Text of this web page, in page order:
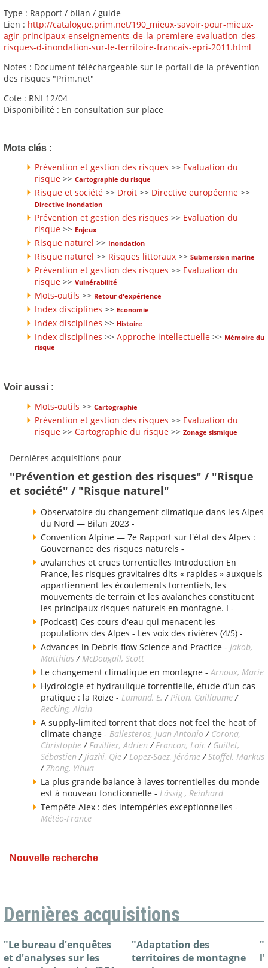
Type : Rapport / bilan / guide
Lien : http://catalogue.prim.net/190_mieux-savoir-pour-mieux-
agir-principaux-enseignements-de-la-premiere-evaluation-des-
risques-d-inondation-sur-le-territoire-francais-epri-2011.html
Notes : Document téléchargeable sur le portail de la prévention
des risques "Prim.net"
Cote : RNI 12/04
Disponibilité : En consultation sur place
Mots clés :
Prévention et gestion des risques >> Evaluation du
risque >> Cartographie du risque
Risque et société >> Droit >> Directive européenne >>
Directive inondation
Prévention et gestion des risques >> Evaluation du
risque >> Enjeux
Risque naturel >> Inondation
Risque naturel >> Risques littoraux >> Submersion marine
Prévention et gestion des risques >> Evaluation du
risque >> Vulnérabilité
Mots-outils >> Retour d'expérience
Index disciplines >> Economie
Index disciplines >> Histoire
Index disciplines >> Approche intellectuelle >> Mémoire du
risque
Voir aussi :
Mots-outils >> Cartographie
Prévention et gestion des risques >> Evaluation du
risque >> Cartographie du risque >> Zonage sismique
Dernières acquisitions pour
"Prévention et gestion des risques" / "Risque
et société" / "Risque naturel"
Observatoire du changement climatique dans les Alpes
du Nord — Bilan 2023 -
Convention Alpine — 7e Rapport sur l'état des Alpes :
Gouvernance des risques naturels -
avalanches et crues torrentielles Introduction En
France, les risques gravitaires dits « rapides » auxquels
appartiennent les écoulements torrentiels, les
mouvements de terrain et les avalanches constituent
les principaux risques naturels en montagne. I -
[Podcast] Ces cours d'eau qui menacent les
populations des Alpes - Les voix des rivières (4/5) -
Advances in Debris-flow Science and Practice - Jakob,
Matthias / McDougall, Scott
Le changement climatique en montagne - Arnoux, Marie
Hydrologie et hydraulique torrentielle, étude d’un cas
pratique : la Roize - Lamand, E. / Piton, Guillaume /
Recking, Alain
A supply-limited torrent that does not feel the heat of
climate change - Ballesteros, Juan Antonio / Corona,
Christophe / Favillier, Adrien / Francon, Loïc / Guillet,
Sébastien / Jiazhi, Qie / Lopez-Saez, Jérôme /Stoffel, Markus
/Zhong, Yihua
La plus grande balance à laves torrentielles du monde
est à nouveau fonctionnelle - Lässig , Reinhard
Tempête Alex : des intempéries exceptionnelles -
Météo-France
Nouvelle recherche
Dernières acquisitions
"Le bureau d'enquêtes
et d'analyses sur les
"Adaptation des
territoires de montagne